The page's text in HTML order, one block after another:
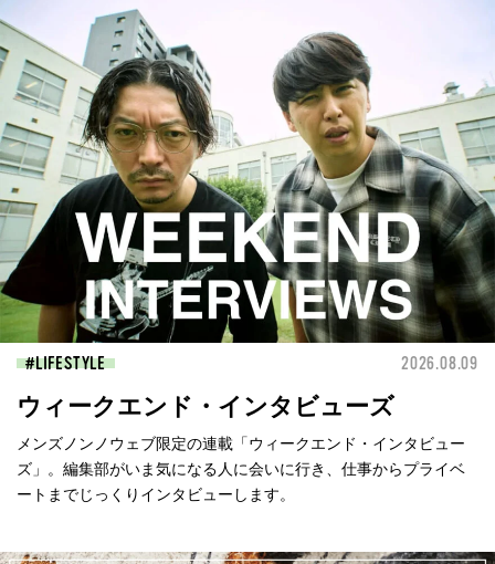
LIFESTYLE 2026.08.09
ウィークエンド・インタビューズ
メンズノンノウェブ限定の連載「ウィークエンド・インタビュー
ズ」。編集部がいま気になる人に会いに行き、仕事からプライベ
ートまでじっくりインタビューします。